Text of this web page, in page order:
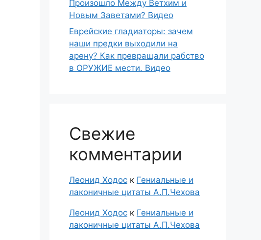
Произошло Между Ветхим и
Новым Заветами? Видео
Еврейские гладиаторы: зачем
наши предки выходили на
арену? Как превращали рабство
в ОРУЖИЕ мести. Видео
Свежие
комментарии
Леонид Ходос к Гениальные и
лаконичные цитаты А.П.Чехова
Леонид Ходос к Гениальные и
лаконичные цитаты А.П.Чехова